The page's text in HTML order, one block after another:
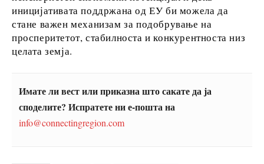
За нас Огласување Контакт Претплата
иницијативата поддржана од ЕУ би можела да
стане важен механизам за подобрување на
просперитетот, стабилноста и конкурентноста низ
целата земја.
Имате ли вест или приказна што сакате да ја
споделите? Испратете ни е-пошта на
info@connectingregion.com